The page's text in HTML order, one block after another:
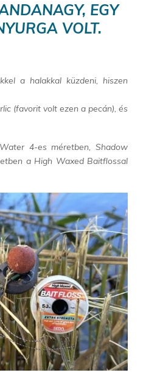
EGY
VOLT.
a halakkal küzdeni, hiszen
(favorit volt ezen a pecán), és
4-es méretben, Shadow
a High Waxed Baitflossal